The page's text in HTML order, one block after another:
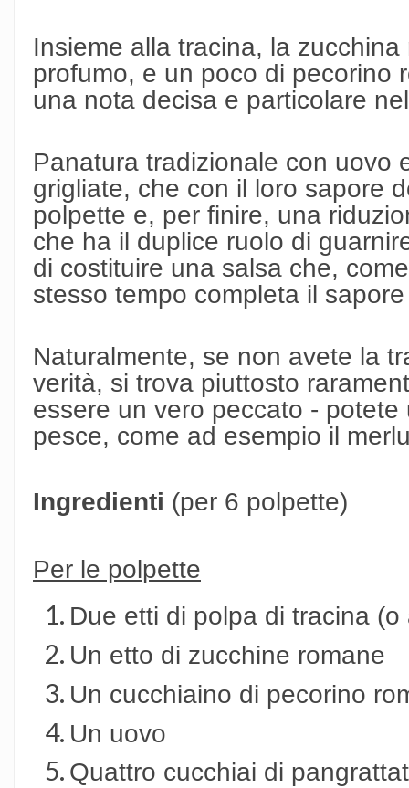
Insieme alla tracina, la
profumo, e un poco di pecorino
una nota decisa e particolare
Panatura tradizionale con uovo
grigliate, che con il loro sapore
polpette e, per finire, una
che ha il duplice ruolo di
di costituire una salsa che,
stesso tempo completa il
Naturalmente, se non avete la
verità, si trova piuttosto
essere un vero peccato -
pesce, come ad esempio il
Ingredienti (per 6 polpette)
Per le polpette
Due etti di polpa di tracina
Un etto di zucchine romane
Un cucchiaino di pecorino
Un uovo
Quattro cucchiai di